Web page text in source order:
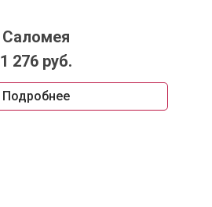
Саломея
1 276 руб.
Подробнее